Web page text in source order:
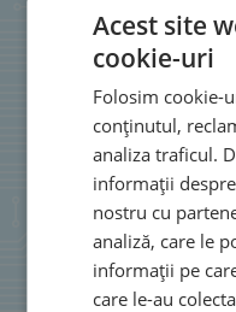
Acest site
cookie-uri
Folosim cookie-
conținutul,
analiza traficul.
informații
nostru cu
analiză, care le
informații pe
care le-au